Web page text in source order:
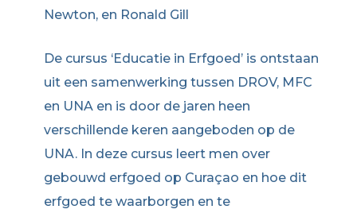
Newton, en Ronald Gill
De cursus ‘Educatie in Erfgoed’ is ontstaan
uit een samenwerking tussen DROV, MFC
en UNA en is door de jaren heen
verschillende keren aangeboden op de
UNA. In deze cursus leert men over
gebouwd erfgoed op Curaçao en hoe dit
erfgoed te waarborgen en te